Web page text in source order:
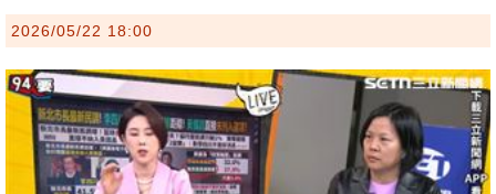
2026/05/22 18:00